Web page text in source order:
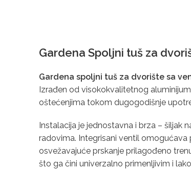
Gardena Spoljni tuš za
Gardena spoljni tuš za dvorište sa
Izrađen od visokokvalitetnog
oštećenjima tokom dugogodišnje
Instalacija je jednostavna i brza –
radovima. Integrisani ventil omogućava
osvežavajuće prskanje prilagođeno
što ga čini univerzalno primenljivim i